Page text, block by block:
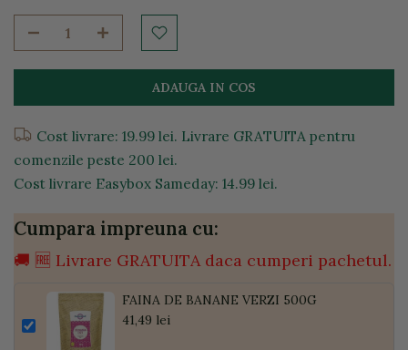
ADAUGA IN COS
Cost livrare: 19.99 lei. Livrare GRATUITA pentru
comenzile peste 200 lei.
Cost livrare Easybox Sameday: 14.99 lei.
Cumpara impreuna cu:
🚚 🆓 Livrare GRATUITA daca cumperi pachetul.
FAINA DE BANANE VERZI 500G
41,49 lei